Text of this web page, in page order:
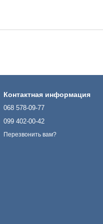
Контактная информация
068 578-09-77
099 402-00-42
Перезвонить вам?